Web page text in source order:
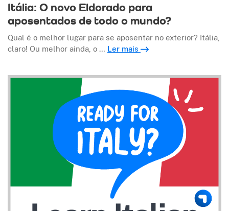
Itália: O novo Eldorado para
aposentados de todo o mundo?
Qual é o melhor lugar para se aposentar no exterior? Itália,
claro! Ou melhor ainda, o … Ler mais